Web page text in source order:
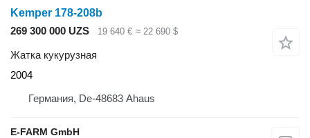
Kemper 178-208b
269 300 000 UZS
19 640 € ≈ 22 690 $
Жатка кукурузная
2004
Германия, De-48683 Ahaus
E-FARM GmbH